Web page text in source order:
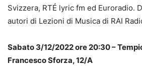
Svizzera, RTÉ lyric fm ed Euroradio.
autori di Lezioni di Musica di RAI
Sabato 3/12/2022 ore 20:30 –
Francesco Sforza, 12/A